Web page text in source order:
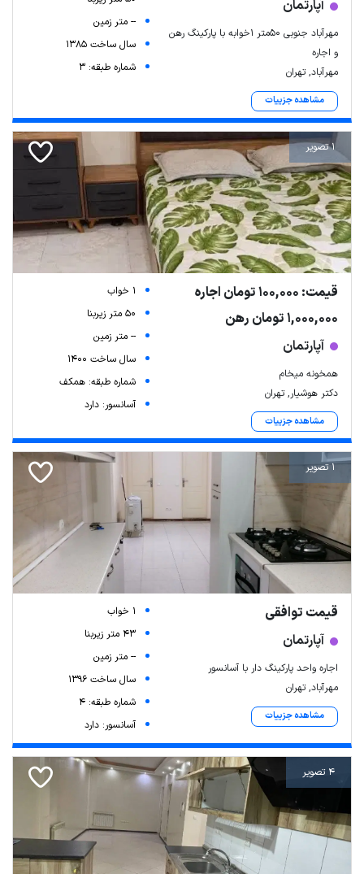
آپارتمان
مهرآباد جنوبی ۵۰متر ۱خوابه با پارکینگ رهن
و اجاره
مهرآباد, تهران
مشاهده جزییات
-- متر زمین
سال ساخت 1385
شماره طبقه: 3
1 تصویر
قیمت: 100,000 تومان اجاره
1,000,000 تومان رهن
آپارتمان
همخونه میخام
دکتر هوشیار, تهران
مشاهده جزییات
1 خواب
50 متر زیربنا
-- متر زمین
سال ساخت 1400
شماره طبقه: همکف
آسانسور: دارد
1 تصویر
قیمت توافقی
آپارتمان
اجاره واحد پارکینگ دار با آسانسور
مهرآباد, تهران
مشاهده جزییات
1 خواب
43 متر زیربنا
-- متر زمین
سال ساخت 1396
شماره طبقه: 4
آسانسور: دارد
4 تصویر